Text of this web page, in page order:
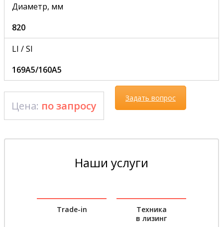
Диаметр, мм
820
LI / SI
169A5/160A5
Цена: по запросу
Задать вопрос
Наши услуги
Trade-in
Техника
в лизинг